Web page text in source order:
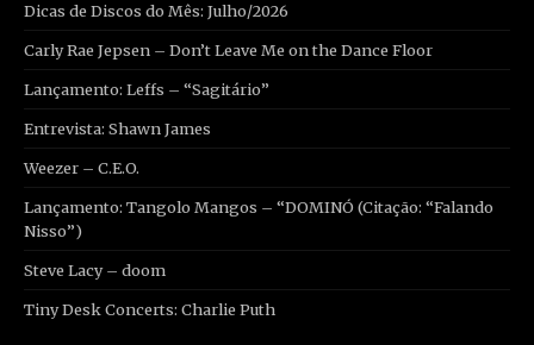
Dicas de Discos do Mês: Julho/2026
Carly Rae Jepsen – Don’t Leave Me on the Dance Floor
Lançamento: Leffs – “Sagitário”
Entrevista: Shawn James
Weezer – C.E.O.
Lançamento: Tangolo Mangos – “DOMINÓ (Citação: “Falando
Nisso”)
Steve Lacy – doom
Tiny Desk Concerts: Charlie Puth